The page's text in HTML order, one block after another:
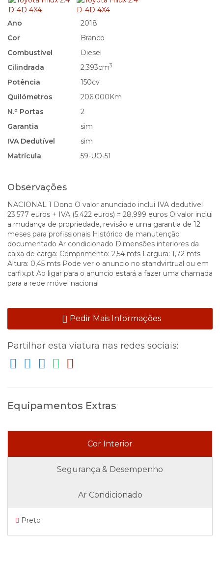
Ano
2018
Cor
Branco
Combustível
Diesel
Cilindrada
2.393cm3
Potência
150cv
Quilómetros
206.000Km
N.º Portas
2
Garantia
sim
IVA Dedutível
sim
Matrícula
59-UO-51
Observações
NACIONAL 1 Dono O valor anunciado inclui IVA dedutível
23.577 euros + IVA (5.422 euros) = 28.999 euros O valor inclui
a mudança de propriedade, revisão e uma garantia de 12
meses para profissionais Histórico de manutenção
documentado Ar condicionado Dimensões interiores da
caixa de carga: Comprimento: 2,54 mts Largura: 1,72 mts
Altura: 0,45 mts Pode ver o anuncio no standvirtrual ou em
carfix.pt Ao ligar para o anuncio estará a fazer uma chamada
para a rede móvel nacional
Pedir Mais Informações
Partilhar esta viatura nas redes sociais:
Equipamentos Extras
Cor Interior
Segurança & Desempenho
Ar Condicionado
Preto